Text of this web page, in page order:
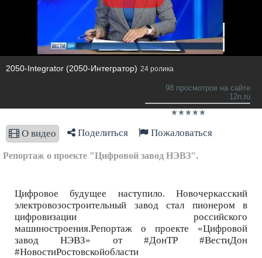
2050-Integrator (2050-Интегратор) 24 ролика
98 просмотров на сайте
12n.ru
О видео Поделиться Пожаловаться
Репортаж о проекте "Цифровой завод НЭВЗ".
Цифровое будущее наступило. Новочеркасский
электровозостроительный завод стал пионером в
цифровизации российского
машиностроения.Репортаж о проекте «Цифровой
завод НЭВЗ» от #ДонТР #ВестиДон
#НовостиРостовскойобласти